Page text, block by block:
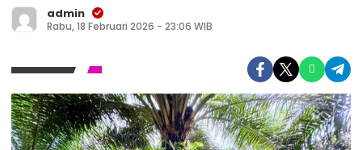
admin
Rabu, 18 Februari 2026 - 23:06 WIB